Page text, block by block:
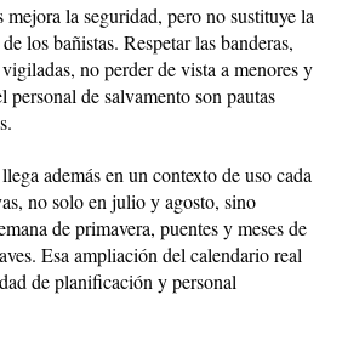
mejora la seguridad, pero no sustituye la
los bañistas. Respetar las banderas,
no perder de vista a menores y
personal de salvamento son pautas
además en un contexto de uso cada
no solo en julio y agosto, sino
de primavera, puentes y meses de
Esa ampliación del calendario real
de planificación y personal